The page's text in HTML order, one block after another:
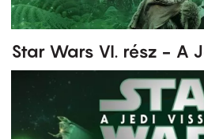
Star Wars VI. rész - A